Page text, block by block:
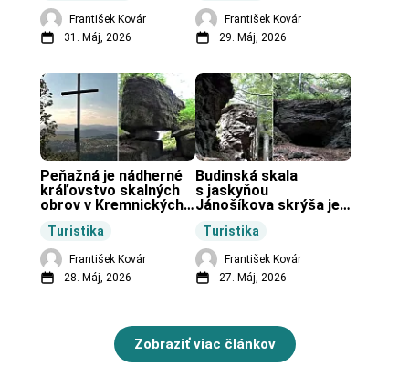
František Kovár
31. Máj, 2026
František Kovár
29. Máj, 2026
Turistika
Peňažná je nádherné
kráľovstvo skalných
obrov v Kremnických
František Kovár
28. Máj, 2026
Turistika
Budinská skala
s jaskyňou
Jánošíkova skrýša je
obci Budiná.
František Kovár
27. Máj, 2026
Zobraziť viac článkov